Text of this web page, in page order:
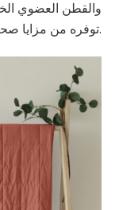
توفره من مزايا صحية وبيئية متكاملة.